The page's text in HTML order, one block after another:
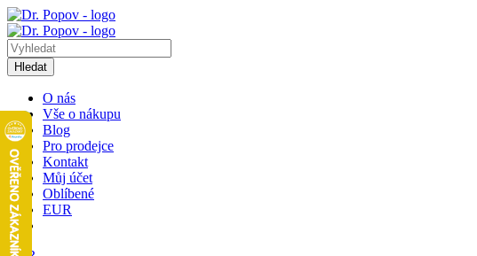
Hledat
O nás
Vše o nákupu
Blog
Pro prodejce
Kontakt
Můj účet
Oblíbené
EUR